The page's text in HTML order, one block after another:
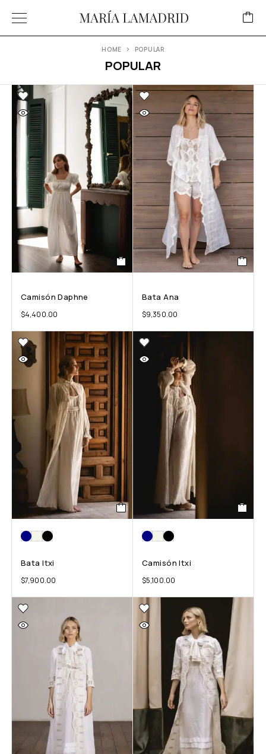
POPULAR
HOME POPULAR
Camisón Daphne
$4,400.00
Bata Ana
$9,350.00
Bata Itxi
$7,900.00
Camisón Itxi
$5,100.00